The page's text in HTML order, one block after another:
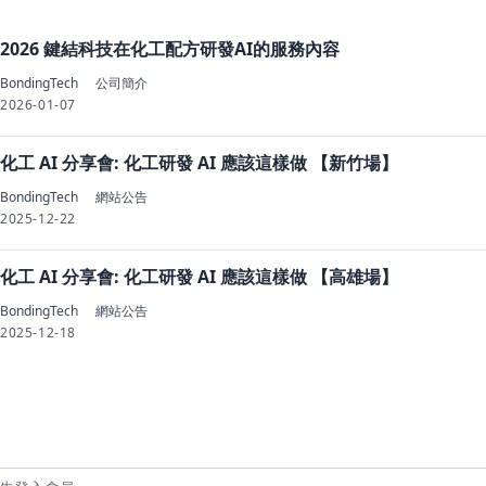
2026 鍵結科技在化工配方研發AI的服務內容
BondingTech
公司簡介
2026-01-07
化工 AI 分享會: 化工研發 AI 應該這樣做 【新竹場】
BondingTech
網站公告
2025-12-22
化工 AI 分享會: 化工研發 AI 應該這樣做 【高雄場】
BondingTech
網站公告
2025-12-18